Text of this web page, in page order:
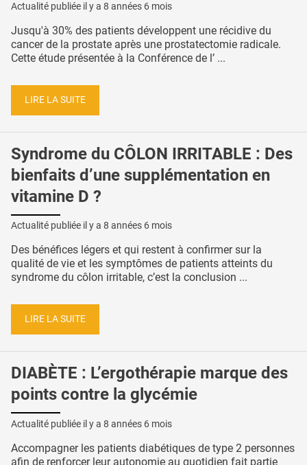
Actualité publiée il y a 8 années 6 mois
Jusqu'à 30% des patients développent une récidive du
cancer de la prostate après une prostatectomie radicale.
Cette étude présentée à la Conférence de l’ ...
LIRE LA SUITE
Syndrome du CÔLON IRRITABLE : Des
bienfaits d’une supplémentation en
vitamine D ?
Actualité publiée il y a 8 années 6 mois
Des bénéfices légers et qui restent à confirmer sur la
qualité de vie et les symptômes de patients atteints du
syndrome du côlon irritable, c’est la conclusion ...
LIRE LA SUITE
DIABÈTE : L’ergothérapie marque des
points contre la glycémie
Actualité publiée il y a 8 années 6 mois
Accompagner les patients diabétiques de type 2 personnes
afin de renforcer leur autonomie au quotidien fait partie